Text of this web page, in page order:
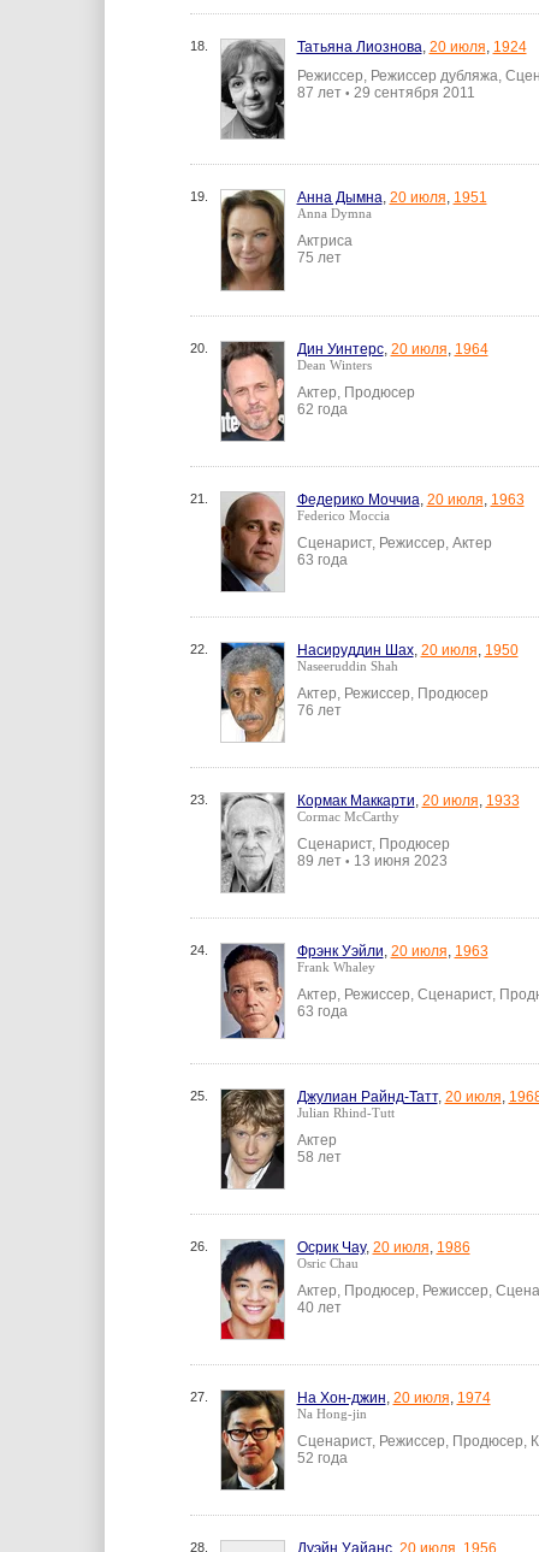
18. Татьяна Лиознова, 20 июля, 1924
Режиссер, Режиссер дубляжа,
87 лет • 29 сентября 2011
19. Анна Дымна, 20 июля, 1951
Anna Dymna
Актриса
75 лет
20. Дин Уинтерс, 20 июля, 1964
Dean Winters
Актер, Продюсер
62 года
21. Федерико Моччиа, 20 июля, 1963
Federico Moccia
Сценарист, Режиссер, Актер
63 года
22. Насируддин Шах, 20 июля, 1950
Naseeruddin Shah
Актер, Режиссер, Продюсер
76 лет
23. Кормак Маккарти, 20 июля, 1933
Cormac McCarthy
Сценарист, Продюсер
89 лет • 13 июня 2023
24. Фрэнк Уэйли, 20 июля, 1963
Frank Whaley
Актер, Режиссер, Сценарист,
63 года
25. Джулиан Райнд-Татт, 20 июля,
Julian Rhind-Tutt
Актер
58 лет
26. Осрик Чау, 20 июля, 1986
Osric Chau
Актер, Продюсер, Режиссер,
40 лет
27. На Хон-джин, 20 июля, 1974
Na Hong-jin
Сценарист, Режиссер, Продюсер,
52 года
28. Дуэйн Уайанс, 20 июля 1956